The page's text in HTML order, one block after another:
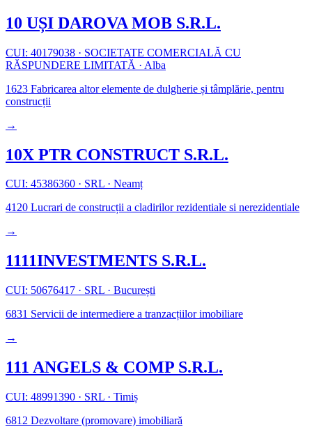
10 UȘI DAROVA MOB S.R.L.
CUI: 40179038 · SOCIETATE COMERCIALĂ CU
RĂSPUNDERE LIMITATĂ · Alba
1623 Fabricarea altor elemente de dulgherie și tâmplărie, pentru
construcții
→
10X PTR CONSTRUCT S.R.L.
CUI: 45386360 · SRL · Neamț
4120 Lucrari de construcții a cladirilor rezidentiale si nerezidentiale
→
1111INVESTMENTS S.R.L.
CUI: 50676417 · SRL · București
6831 Servicii de intermediere a tranzacțiilor imobiliare
→
111 ANGELS & COMP S.R.L.
CUI: 48991390 · SRL · Timiș
6812 Dezvoltare (promovare) imobiliară